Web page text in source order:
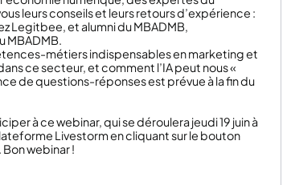
leurs conseils et leurs retours d’expérience :
Legitbee, et alumni du MBADMB,
MBADMB.
métiers indispensables en marketing et
ce secteur, et comment l’IA peut nous «
de questions-réponses est prévue à la fin du
à ce webinar, qui se déroulera jeudi 19 juin à
Livestorm en cliquant sur le bouton
webinar !